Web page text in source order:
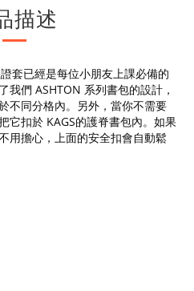
描述
套已經是每位小朋友上課必備的
我們 ASHTON 系列書包的設計，
不同分格內。另外，當你不需要
它扣於 KAGS的護脊書包內。如果
用擔心，上面的安全扣會自動鬆